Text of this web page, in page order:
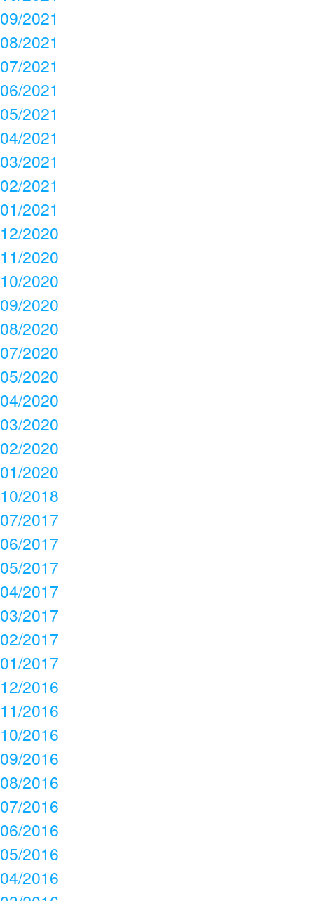
09/2021
08/2021
07/2021
06/2021
05/2021
04/2021
03/2021
02/2021
01/2021
12/2020
11/2020
10/2020
09/2020
08/2020
07/2020
05/2020
04/2020
03/2020
02/2020
01/2020
10/2018
07/2017
06/2017
05/2017
04/2017
03/2017
02/2017
01/2017
12/2016
11/2016
10/2016
09/2016
08/2016
07/2016
06/2016
05/2016
04/2016